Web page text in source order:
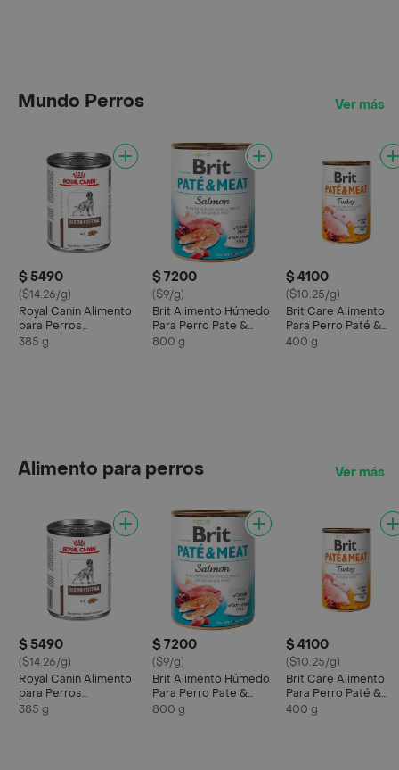
Mundo Perros Ver más
$ 5490
($14.26/g)
Royal Canin Alimento
para Perros
Gastrointestinal
385 g
$ 7200
($9/g)
Brit Alimento Húmedo
Para Perro Pate &
Meat Salmón
800 g
$ 4100
($10.25/g)
Brit Care Alimento
Para Perro Paté &
Meat Pavo
400 g
Alimento para perros Ver más
$ 5490
($14.26/g)
Royal Canin Alimento
para Perros
Gastrointestinal
385 g
$ 7200
($9/g)
Brit Alimento Húmedo
Para Perro Pate &
Meat Salmón
800 g
$ 4100
($10.25/g)
Brit Care Alimento
Para Perro Paté &
Meat Pavo
400 g